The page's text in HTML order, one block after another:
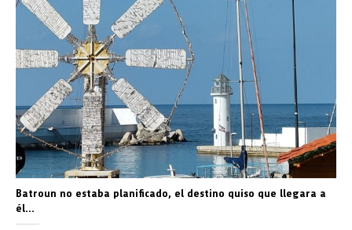
Batroun no estaba planificado, el destino quiso que llegara a
él…